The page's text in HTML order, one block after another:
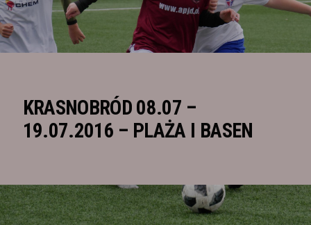
KRASNOBRÓD 08.07 –
19.07.2016 – PLAŻA I BASEN
O nas
Treningi
Obozy
Galeria
Stroje